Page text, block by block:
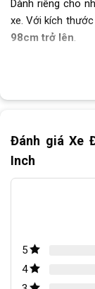
Chi Tiết Xe Đạp
Yên xe với
Chiếc rổ
Chi tiết
Dành riêng cho
xe. Với kích thước
98cm trở lên
thép dày.
mẫu xe trông
Đánh giá Xe
Inch
5
4